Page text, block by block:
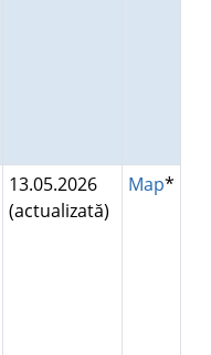
13.05.2026
(actualizată)
Map*